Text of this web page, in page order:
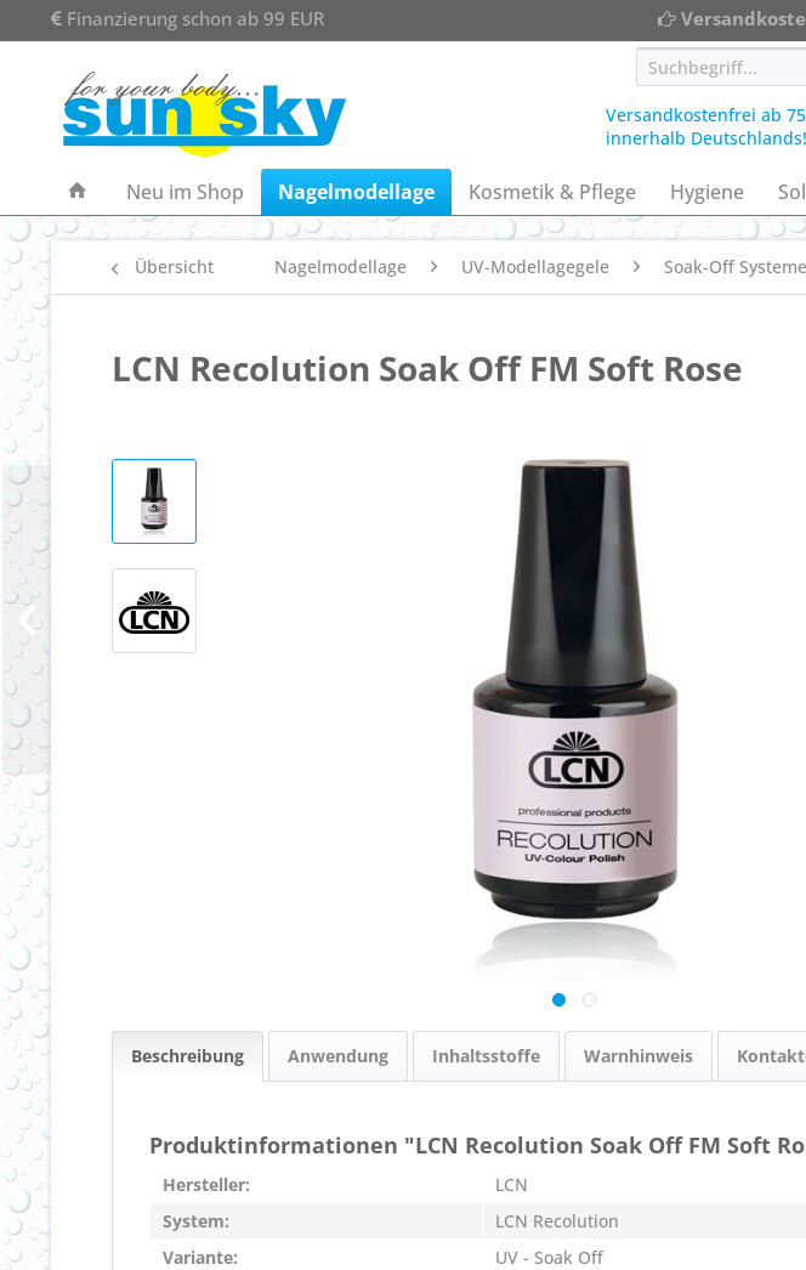
Finanzierung schon ab 99 EUR
Versandkostenfrei ab
innerhalb
Neu im Shop Nagelmodellage Kosmetik & Pflege Hygiene
Übersicht Nagelmodellage UV-Modellagegele Soak-Off Systeme
LCN Recolution Soak Off FM Soft Rose
Beschreibung Anwendung Inhaltsstoffe Warnhinweis
Produktinformationen "LCN Recolution Soak Off FM Soft
Hersteller:
LCN
System:
LCN Recolution
Variante:
UV - Soak Off